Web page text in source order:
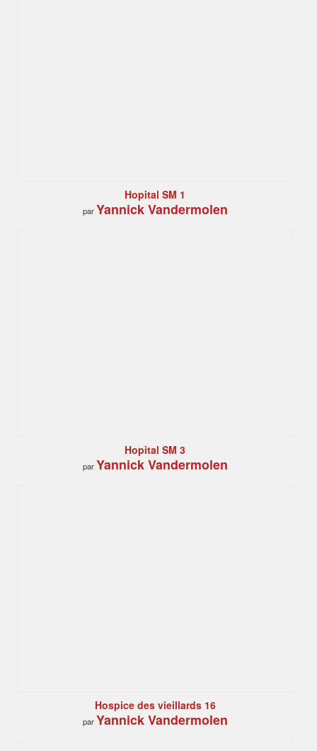
Hopital SM 1
parYannick Vandermolen
Hopital SM 3
parYannick Vandermolen
Hospice des vieillards 16
parYannick Vandermolen